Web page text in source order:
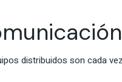
distribuidos son cada